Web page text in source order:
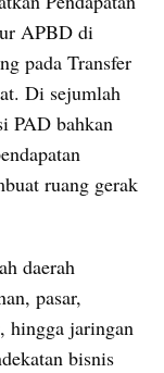
APBD di
pada Transfer
Di sejumlah
PAD bahkan
ruang gerak
daerah
pasar,
hingga jaringan
bisnis